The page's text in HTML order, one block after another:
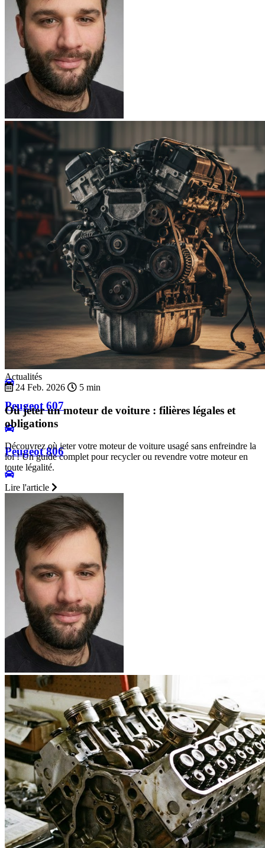
Peugeot 504
Peugeot 505
Peugeot 508 - 1
Peugeot 508 - 1 SW
Peugeot 508 - 2
Peugeot 508 - 2 SW
Peugeot 605
Peugeot 607
Peugeot 806
Peugeot 807
Peugeot BIPPER
Peugeot BOXER 1
Peugeot BOXER 2
Peugeot BOXER 3
Peugeot EXPERT 1
Peugeot EXPERT 2
Peugeot EXPERT 3
Actualités
24 Feb. 2026
5 min
Où jeter un moteur de voiture : filières légales et
obligations
Découvrez où jeter votre moteur de voiture usagé sans enfreindre la
loi ! Un guide complet pour recycler ou revendre votre moteur en
toute légalité.
Lire l'article